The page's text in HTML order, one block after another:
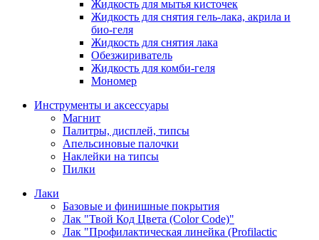
Жидкость для мытья кисточек
Жидкость для снятия гель-лака, акрила и
био-геля
Жидкость для снятия лака
Обезжириватель
Жидкость для комби-геля
Мономер
Инструменты и аксессуары
Магнит
Палитры, дисплей, типсы
Апельсиновые палочки
Наклейки на типсы
Пилки
Лаки
Базовые и финишные покрытия
Лак "Твой Код Цвета (Color Code)"
Лак "Профилактическая линейка (Profilactic